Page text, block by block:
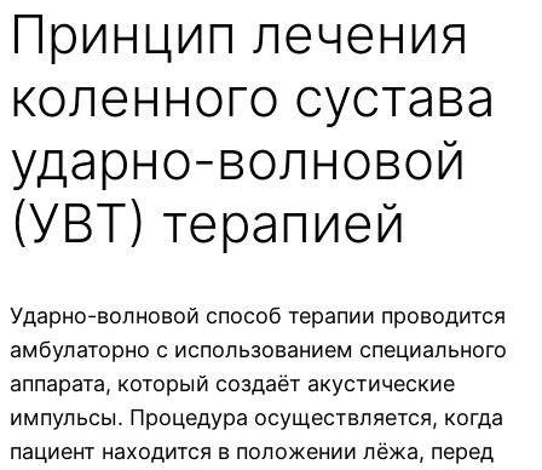
Принцип лечения
коленного сустава
ударно-волновой
(УВТ) терапией
Ударно-волновой способ терапии проводится
амбулаторно с использованием специального
аппарата, который создаёт акустические
импульсы. Процедура осуществляется, когда
пациент находится в положении лёжа, перед